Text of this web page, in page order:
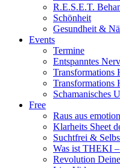
R.E.S.E.T.
Schönheit
Gesundheit &
Events
Termine
Entspanntes
Transformations
Transformations
Schamanisches
Free
Raus aus
Klarheits Sheet
Suchtfrei &
Was ist THEKI
Revolution